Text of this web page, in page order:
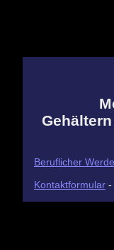
Beruflicher
Kontaktformular -